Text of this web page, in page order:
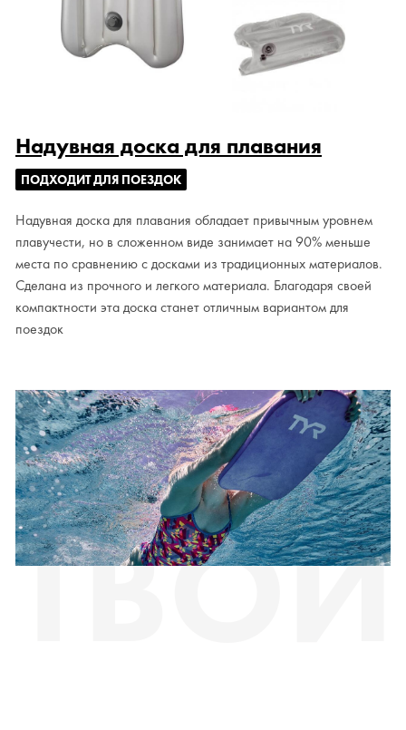
Надувная доска для плавания
ПОДХОДИТ ДЛЯ ПОЕЗДОК
Надувная доска для плавания обладает привычным уровнем
плавучести, но в сложенном виде занимает на 90% меньше
места по сравнению с досками из традиционных материалов.
Сделана из прочного и легкого материала. Благодаря своей
компактности эта доска станет отличным вариантом для
поездок